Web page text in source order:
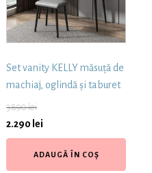
Set vanity KELLY măsuță de
machiaj, oglindă și taburet
3.890lei
2.290 lei
ADAUGĂ ÎN COȘ